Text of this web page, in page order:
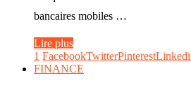
bancaires mobiles …
Lire plus
1 FacebookTwitterPinterest
FINANCE